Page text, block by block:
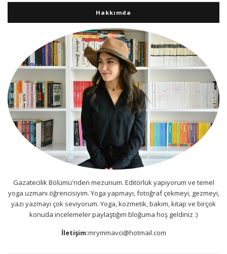
Hakkımda
Gazatecilik Bölümü'nden mezunum. Editörlük yapıyorum ve temel
yoga uzmanı öğrencisiyim. Yoga yapmayı, fotoğraf çekmeyi, gezmeyi,
yazı yazmayı çok seviyorum. Yoga, kozmetik, bakım, kitap ve birçok
konuda incelemeler paylaştığım bloğuma hoş geldiniz :)
İletişim:mrymmavci@hotmail.com